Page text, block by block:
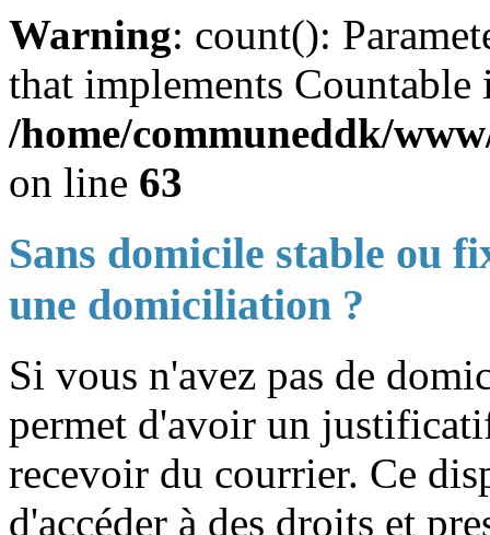
Warning: count():
that implements Countable
/home/communeddk/
on line 63
Sans domicile stable ou
une domiciliation ?
Si vous n'avez pas de
permet d'avoir un
recevoir du courrier. Ce
d'accéder à des droits et